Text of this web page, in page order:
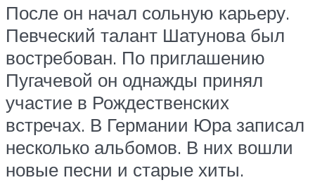
После он начал сольную карьеру.
Певческий талант Шатунова был
востребован. По приглашению
Пугачевой он однажды принял
участие в Рождественских
встречах. В Германии Юра записал
несколько альбомов. В них вошли
новые песни и старые хиты.